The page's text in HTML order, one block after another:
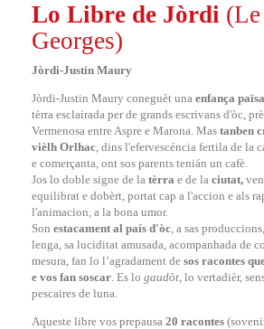
Lo Libre de Jòrdi
Georges)
Jòrdi-Justin Maury
Jòrdi-Justin Maury coneguèt una enfança
tèrra esclairada per de grands escrivans d'òc,
Vermenosa entre Aspre e Marona. Mas tanben
vièlh Orlhac, dins l'efervescéncia fertila de la
e comerçanta, ont sos parents tenián un cafè.
Jos lo doble signe de la tèrra e de la ciutat,
equilibrat e dobèrt, portat cap a l'accion e als
l'animacion, a la bona umor.
Son estacament al país d'òc, a sas
lenga, sa luciditat amusada, acompanhada de
mesura, fan lo l’agradament de sos racontes
e vos fan soscar. Es lo gaudòt, lo vertadièr,
pescaires de luna.
Aqueste libre vos prepausa 20 racontes